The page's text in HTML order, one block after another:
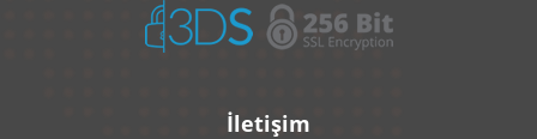
İletişim